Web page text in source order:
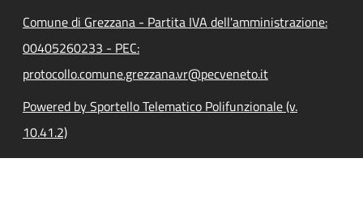
Comune di Grezzana - Partita IVA dell'amministrazione:
00405260233 - PEC:
protocollo.comune.grezzana.vr@pecveneto.it
Powered by Sportello Telematico Polifunzionale (v.
10.41.2)